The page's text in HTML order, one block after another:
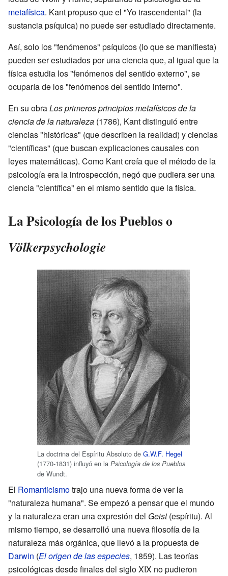
metafísica. Kant propuso que el "Yo trascendental" (la
sustancia psíquica) no puede ser estudiado directamente.
Así, solo los "fenómenos" psíquicos (lo que se manifiesta)
pueden ser estudiados por una ciencia que, al igual que la
física estudia los "fenómenos del sentido externo", se
ocuparía de los "fenómenos del sentido interno".
En su obraLos primeros principios metafísicos de la
ciencia de la naturaleza (1786), Kant distinguió entre
ciencias "históricas" (que describen la realidad) y ciencias
"científicas" (que buscan explicaciones causales con
leyes matemáticas). Como Kant creía que el método de la
psicología era la introspección, negó que pudiera ser una
ciencia "científica" en el mismo sentido que la física.
La Psicología de los Pueblos o
Völkerpsychologie
La doctrina del Espíritu Absoluto de G.W.F. Hegel
(1770-1831) influyó en la Psicología de los Pueblos
de Wundt.
El Romanticismotrajo una nueva forma de ver la
"naturaleza humana". Se empezó a pensar que el mundo
y la naturaleza eran una expresión del Geist(espíritu). Al
mismo tiempo, se desarrolló una nueva filosofía de la
naturaleza más orgánica, que llevó a la propuesta de
Darwin (El origen de las especies, 1859). Las teorías
psicológicas desde finales del siglo XIX no pudieron